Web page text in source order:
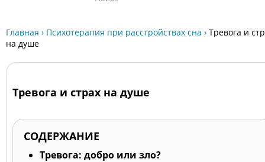
Главная › Психотерапия при расстройствах сна › Тревога и
на душе
Тревога и страх на душе
СОДЕРЖАНИЕ
Тревога: добро или зло?